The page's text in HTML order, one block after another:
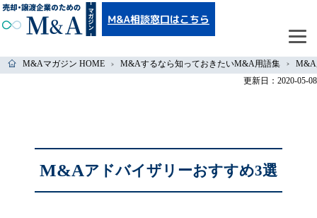
M&Aマガジン HOME M&Aするなら知っておきたいM&A用語集
M&A
更新日：2020-05-08
M&Aアドバイザリーおすすめ3選